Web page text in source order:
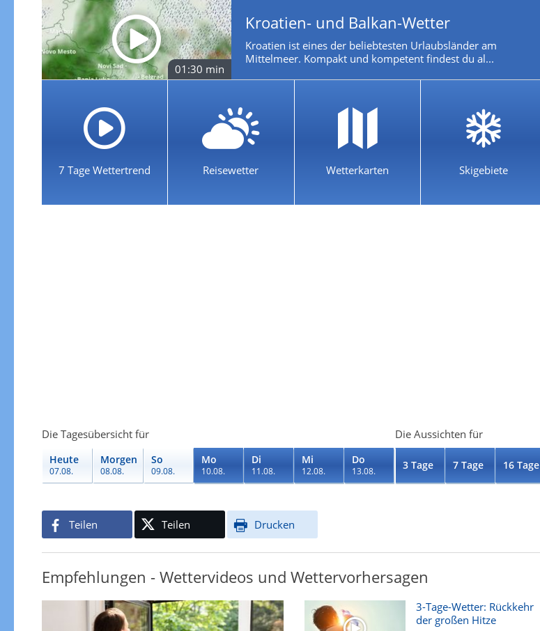
01:30 min
Kroatien- und Balkan-Wetter
Kroatien ist eines der beliebtesten Urlaubsländer am
Mittelmeer. Kompakt und kompetent findest du al...
7 Tage Wettertrend Reisewetter Wetterkarten Skigebiete
Die Tagesübersicht für
Heute
07.08.
Morgen
08.08.
So
09.08.
Mo
10.08.
Di
11.08.
Mi
12.08.
Do
13.08.
Die Aussichten für
3 Tage 7 Tage 16 Tage
Teilen Teilen Drucken
Empfehlungen - Wettervideos und Wettervorhersagen
3-Tage-Wetter: Rückkehr
der großen Hitze